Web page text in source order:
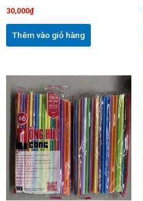
30,000₫
Thêm vào giỏ hàng